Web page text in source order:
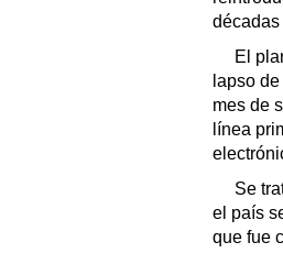
El
lapso
mes de
línea
Se
el país
que fue